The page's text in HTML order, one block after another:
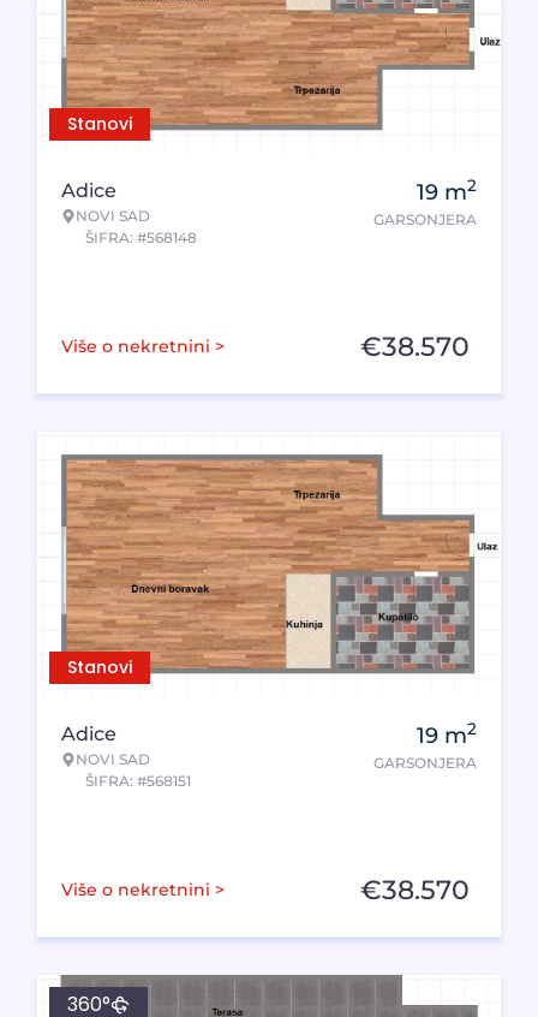
Stanovi
Adice
NOVI SAD
ŠIFRA: #568148
19 m2
GARSONJERA
Više o nekretnini > €38.570
Stanovi
Adice
NOVI SAD
ŠIFRA: #568151
19 m2
GARSONJERA
Više o nekretnini > €38.570
360°